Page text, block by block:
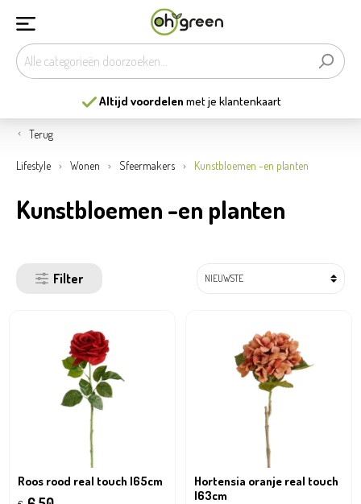
Altijd voordelen met je klantenkaart
Terug
Lifestyle Wonen Sfeermakers Kunstbloemen -en planten
Kunstbloemen -en planten
Filter
Roos rood real touch l65cm
Hortensia oranje real touch
l63cm